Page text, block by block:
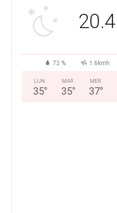
20.4
72 % 1.6kmh
LUN
35°
MAR
35°
MER
37°